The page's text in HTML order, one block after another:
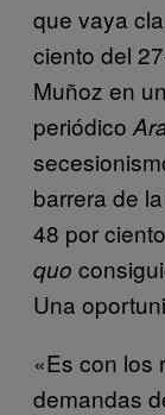
que vaya
ciento del
Muñoz en un
periódico
barrera de
48 por
quo
Una
«Es con los
demandas